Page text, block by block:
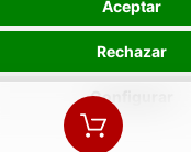
Aceptar
Rechazar
Configurar
Aceptar
Rechazar
Configurar